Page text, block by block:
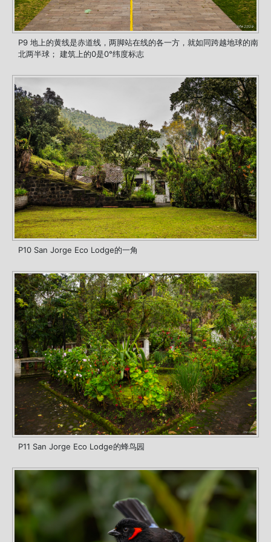
P9 地上的黄线是赤道线，两脚站在线的各一方，就如同跨越地球的南
北两半球； 建筑上的0是0°纬度标志
P10 San Jorge Eco Lodge的一角
P11 San Jorge Eco Lodge的蜂鸟园